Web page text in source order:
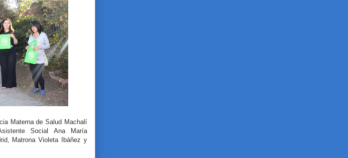
Materna de Salud Machalí
Social Ana María
Matrona Violeta Ibáñez y